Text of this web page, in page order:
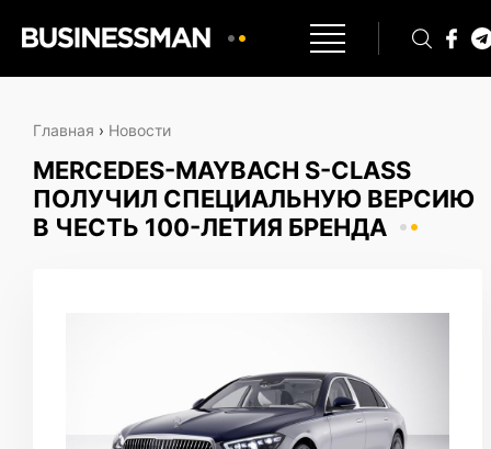
Главная › Новости
MERCEDES-MAYBACH S-CLASS
ПОЛУЧИЛ СПЕЦИАЛЬНУЮ ВЕРСИЮ
В ЧЕСТЬ 100-ЛЕТИЯ БРЕНДА